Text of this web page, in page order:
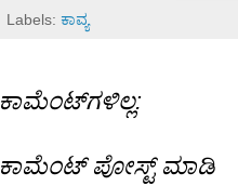
Labels: ಕಾವ್ಯ
ಕಾಮೆಂಟ್‌ಗಳಿಲ್ಲ:
ಕಾಮೆಂಟ್‌‌ ಪೋಸ್ಟ್‌ ಮಾಡಿ